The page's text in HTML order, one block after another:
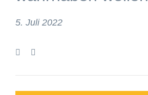
5. Juli 2022